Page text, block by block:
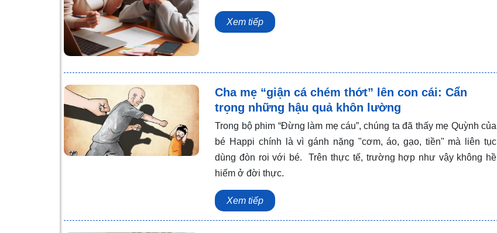
Xem tiếp
Cha mẹ “giận cá chém thớt” lên con cái: Cẩn
trọng những hậu quả khôn lường
Trong bộ phim “Đừng làm mẹ cáu”, chúng ta đã thấy mẹ Quỳnh của
bé Happi chính là vì gánh nặng "cơm, áo, gạo, tiền" mà liên tục
dùng đòn roi với bé. Trên thực tế, trường hợp như vậy không hề
hiếm ở đời thực.
Xem tiếp